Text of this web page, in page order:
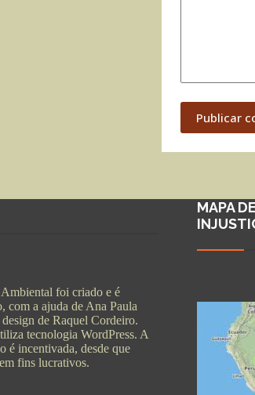
Publicar
foi criado e é
com a ajuda de Ana Paula
de Raquel Cordeiro.
tecnologia WordPress. A
é incentivada, desde que
fins lucrativos.
MAPA